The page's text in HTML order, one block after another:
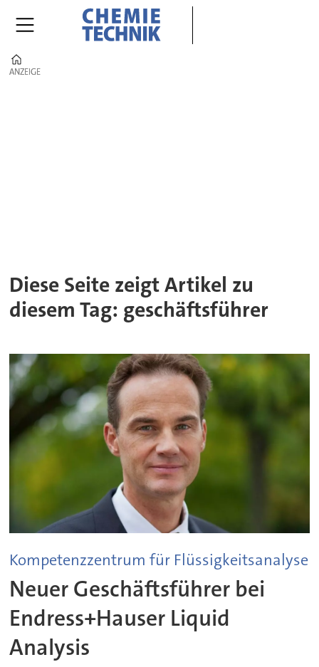
ANZEIGE
ANZEIGE
Diese Seite zeigt Artikel zu
diesem Tag: geschäftsführer
Kompetenzzentrum für Flüssigkeitsanalyse
Neuer Geschäftsführer bei
Endress+Hauser Liquid
Analysis